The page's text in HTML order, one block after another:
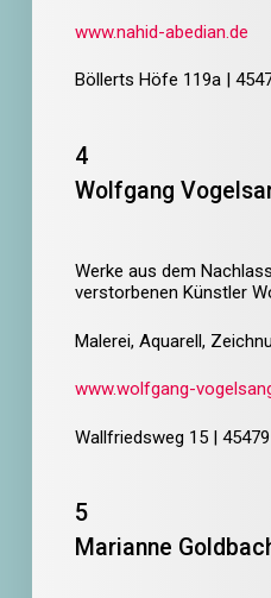
www.nahid-abedian.de
Böllerts Höfe 119a |
4
Wolfgang
Werke aus dem
verstorbenen Künstler
Malerei, Aquarell,
www.wolfgang-
Wallfriedsweg 15 |
5
Marianne